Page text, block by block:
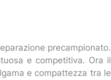
precampionato.
e competitiva. Ora il
e compattezza tra le